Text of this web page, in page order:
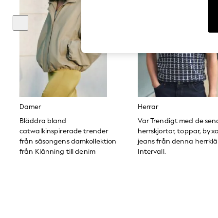
Sets & Outfits
Tops
T-Shirts
Nightwear & Pyjamas
Trousers & Leggings
Bodysuits & Vests
Shirts & Blouses
Swimwear
Shorts & Skirts
Babygrows & Sleepsuits
Jumpsuits & Playsuits
All Holiday Shop
Tops
Dresses
Shorts
Damer
Bläddra bland
catwalkinspirerade trender
från säsongens damkollektion
från Klänning till denim
Herrar
Var Trendigt med de
herrskjortor, toppar,
jeans från denna
Intervall.